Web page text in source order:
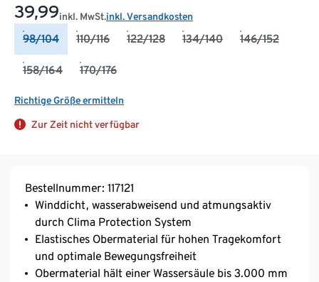
39,99inkl. MwSt.inkl. Versandkosten
98/104 110/116 122/128 134/140 146/152
158/164 170/176
Richtige Größe ermitteln
Zur Zeit nicht verfügbar
Bestellnummer: 117121
Winddicht, wasserabweisend und atmungsaktiv
durch Clima Protection System
Elastisches Obermaterial für hohen Tragekomfort
und optimale Bewegungsfreiheit
Obermaterial hält einer Wassersäule bis 3.000 mm